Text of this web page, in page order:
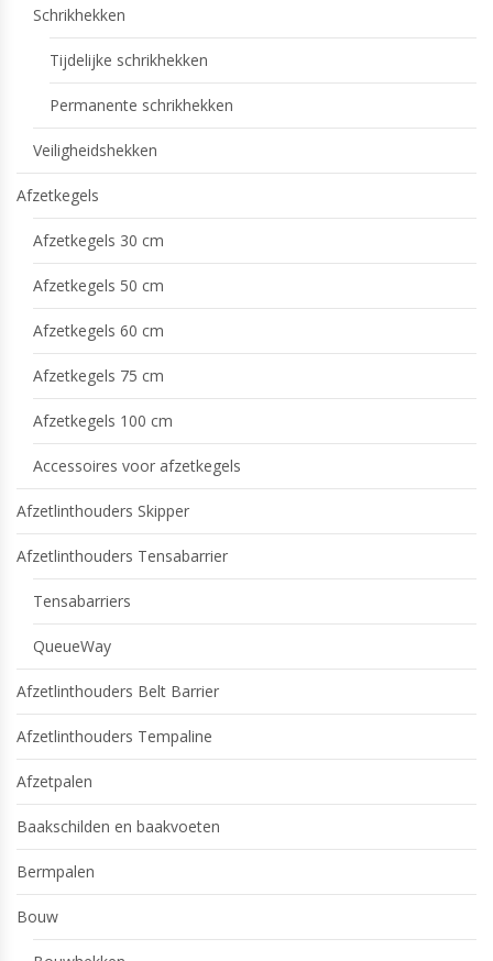
Schrikhekken
Tijdelijke schrikhekken
Permanente schrikhekken
Veiligheidshekken
Afzetkegels
Afzetkegels 30 cm
Afzetkegels 50 cm
Afzetkegels 60 cm
Afzetkegels 75 cm
Afzetkegels 100 cm
Accessoires voor afzetkegels
Afzetlinthouders Skipper
Afzetlinthouders Tensabarrier
Tensabarriers
QueueWay
Afzetlinthouders Belt Barrier
Afzetlinthouders Tempaline
Afzetpalen
Baakschilden en baakvoeten
Bermpalen
Bouw